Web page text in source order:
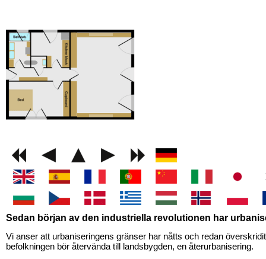
Sedan början av den industriella revolutionen har
Vi anser att urbaniseringens gränser har nåtts och redan
befolkningen bör återvända till landsbygden, en återurbanisering.